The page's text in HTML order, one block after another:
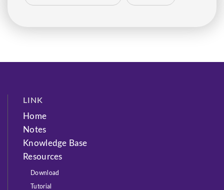
LINK
Home
Notes
Knowledge Base
Resources
Download
Tutorial